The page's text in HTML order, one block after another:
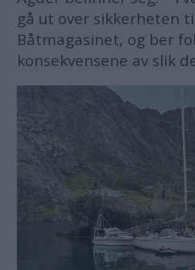
gå ut over sikkerheten
Båtmagasinet, og ber
konsekvensene av slik